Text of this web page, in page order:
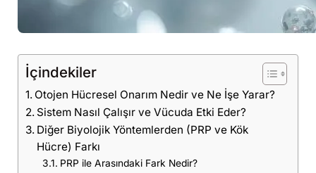
İçindekiler
Otojen Hücresel Onarım Nedir ve Ne İşe Yarar?
Sistem Nasıl Çalışır ve Vücuda Etki Eder?
Diğer Biyolojik Yöntemlerden (PRP ve Kök
Hücre) Farkı
PRP ile Arasındaki Fark Nedir?